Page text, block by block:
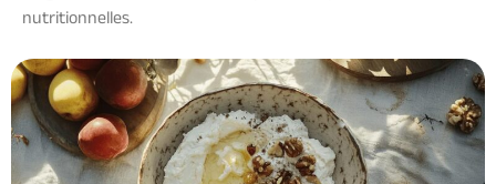
nutritionnelles.